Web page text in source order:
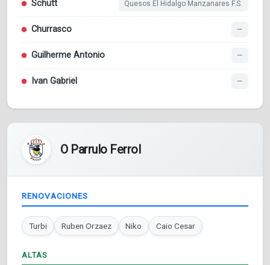
Schütt Quesos El Hidalgo Manzanares F.S.
Churrasco —
Guilherme Antonio —
Ivan Gabriel —
O Parrulo Ferrol
RENOVACIONES
Turbi Ruben Orzaez Niko Caio Cesar
ALTAS